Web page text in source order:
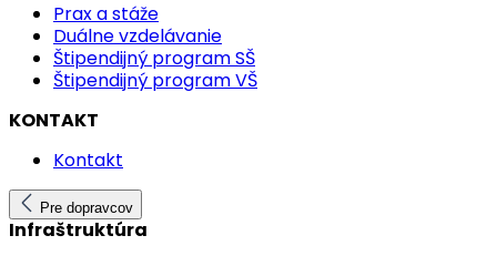
Prax a stáže
Duálne vzdelávanie
Štipendijný program SŠ
Štipendijný program VŠ
KONTAKT
Kontakt
Pre dopravcov
Infraštruktúra